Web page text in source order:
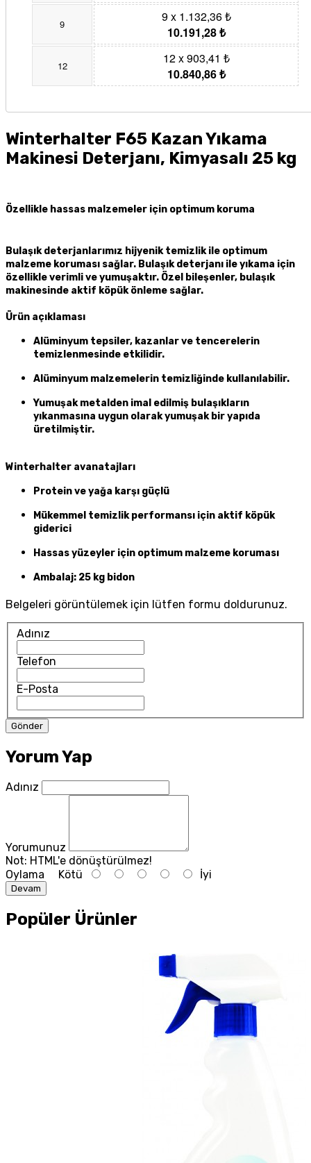
9
9 x 1.132,36 ₺
10.191,28 ₺
12
12 x 903,41 ₺
10.840,86 ₺
Winterhalter F65 Kazan Yıkama
Makinesi Deterjanı, Kimyasalı 25 kg
Özellikle hassas malzemeler için optimum koruma
Bulaşık deterjanlarımız hijyenik temizlik ile optimum
malzeme koruması sağlar. Bulaşık deterjanı ile yıkama için
özellikle verimli ve yumuşaktır. Özel bileşenler, bulaşık
makinesinde aktif köpük önleme sağlar.
Ürün açıklaması
Alüminyum tepsiler, kazanlar ve tencerelerin
temizlenmesinde etkilidir.
Alüminyum malzemelerin temizliğinde kullanılabilir.
Yumuşak metalden imal edilmiş bulaşıkların
yıkanmasına uygun olarak yumuşak bir yapıda
üretilmiştir.
Winterhalter avanatajları
Protein ve yağa karşı güçlü
Mükemmel temizlik performansı için aktif köpük
giderici
Hassas yüzeyler için optimum malzeme koruması
Ambalaj: 25 kg bidon
Belgeleri görüntülemek için lütfen formu doldurunuz.
Adınız
Telefon
E-Posta
Yorum Yap
Adınız
Yorumunuz
Not: HTML'e dönüştürülmez!
Oylama Kötü İyi
Devam
Popüler Ürünler